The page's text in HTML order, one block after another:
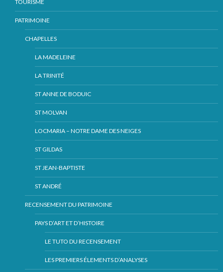
TOURISME
PATRIMOINE
CHAPELLES
LA MADELEINE
LA TRINITÉ
ST ANNE DE BODUIC
ST MOLVAN
LOCMARIA – NOTRE DAME DES NEIGES
ST GILDAS
ST JEAN-BAPTISTE
ST ANDRÉ
RECENSEMENT DU PATRIMOINE
PAYS D’ART ET D’HISTOIRE
LE TUTO DU RECENSEMENT
LES PREMIERS ÉLEMENTS D’ANALYSES